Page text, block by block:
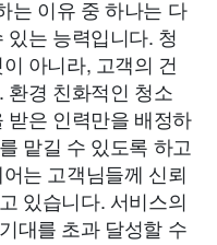
는 이유 중 하나는 다
는 능력입니다. 청
아니라, 고객의 건
환경 친화적인 청소
받은 인력만을 배정하
맡길 수 있도록 하고
는 고객님들께 신뢰
있습니다. 서비스의
대를 초과 달성할 수